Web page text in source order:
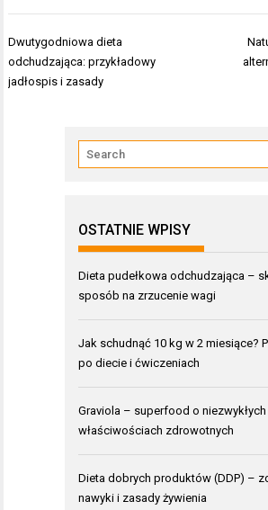
Nawigacja
wpisu
Dwutygodniowa dieta
odchudzająca: przykładowy
jadłospis i zasady
OSTATNIE WPISY
Dieta pudełkowa odchudzająca –
sposób na zrzucenie wagi
Jak schudnąć 10 kg w 2 miesiące?
po diecie i ćwiczeniach
Graviola – superfood o niezwykłych
właściwościach zdrowotnych
Dieta dobrych produktów (DDP) –
nawyki i zasady żywienia